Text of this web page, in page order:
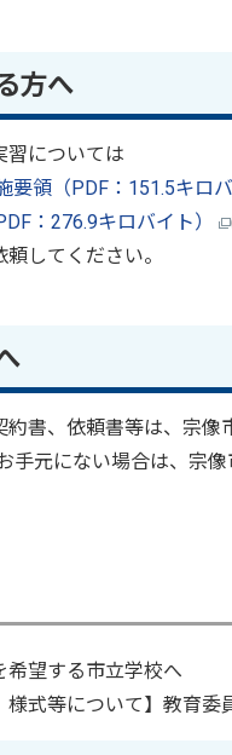
方へ
習については
要領（PDF：151.5キロ
：276.9キロバイト）
してください。
書、依頼書等は、宗像
手元にない場合は、宗
希望する市立学校へ
様式等について】教育委